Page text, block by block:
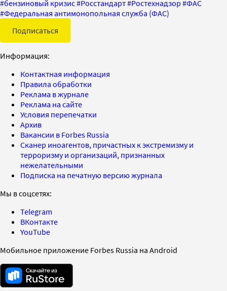
#бензиновый кризис#Росстандарт#Ростехнадзор #ФАС
#Федеральная антимонопольная служба (ФАС)
Подписаться
Информация:
Контактная информация
Правила обработки
Реклама в журнале
Реклама на сайте
Условия перепечатки
Архив
Вакансии в Forbes Russia
Сканер иноагентов, причастных к экстремизму и
терроризму и организаций, признанных
нежелательными
Подписка на печатную версию журнала
Мы в соцсетях:
Telegram
ВКонтакте
YouTube
Мобильное приложение Forbes Russia на Android